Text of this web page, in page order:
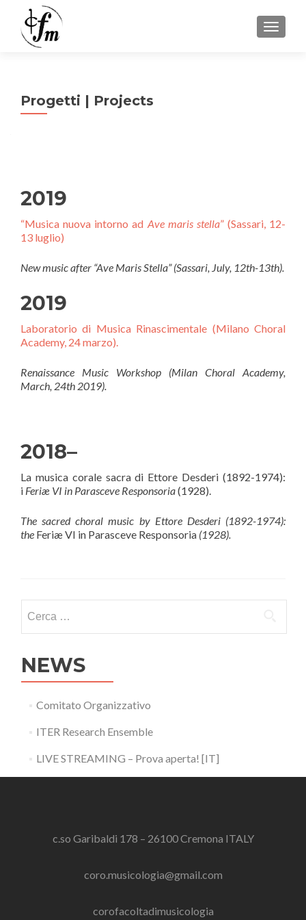
Progetti | Projects
2019
“Musica nuova intorno ad Ave maris stella” (Sassari, 12-
13 luglio)
New music after “Ave Maris Stella” (Sassari, July, 12th-13th).
2019
Laboratorio di Musica Rinascimentale (Milano Choral
Academy, 24 marzo).
Renaissance Music Workshop (Milan Choral Academy,
March, 24th 2019).
2018–
La musica corale sacra di Ettore Desderi (1892-1974):
i Feriæ VI in Parasceve Responsoria(1928).
The sacred choral music by Ettore Desderi (1892-1974):
the Feriæ VI in Parasceve Responsoria (1928).
NEWS
Comitato Organizzativo
ITER Research Ensemble
LIVE STREAMING – Prova aperta! [IT]
c.so Garibaldi 178 – 26100 Cremona ITALY
coro.musicologia@gmail.com
corofacoltadimusicologia